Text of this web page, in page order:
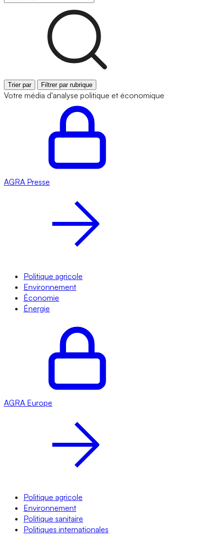
Trier par Filtrer par rubrique
Votre média d'analyse politique et économique
AGRA Presse
Politique agricole
Environnement
Économie
Énergie
AGRA Europe
Politique agricole
Environnement
Politique sanitaire
Politiques internationales